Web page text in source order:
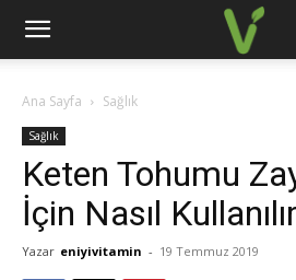
Ana Sayfa Sağlık
Sağlık
Keten Tohumu
İçin Nasıl
Yazar eniyivitamin - 19 Temmuz 2019